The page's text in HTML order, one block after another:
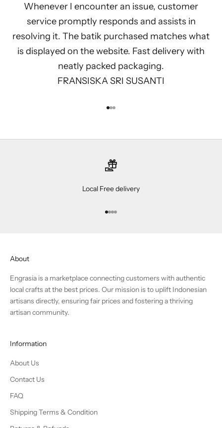
Whenever I encounter an issue, customer
service promptly responds and assists in
resolving it. The batik purchased matches what
is displayed on the website. Fast delivery with
neatly packed packaging.
FRANSISKA SRI SUSANTI
Go to item 1
Go to item 2
Go to item 3
Local Free delivery
Go to item 1
Go to item 2
Go to item 3
Go to item 4
About
Engrasia is a marketplace connecting customers with authentic
local crafts at the best prices. Our mission is to uplift Indonesian
artisans directly, ensuring fair prices and fostering a thriving
artisan community.
Information
About Us
Contact Us
FAQ
Shipping Terms & Condition